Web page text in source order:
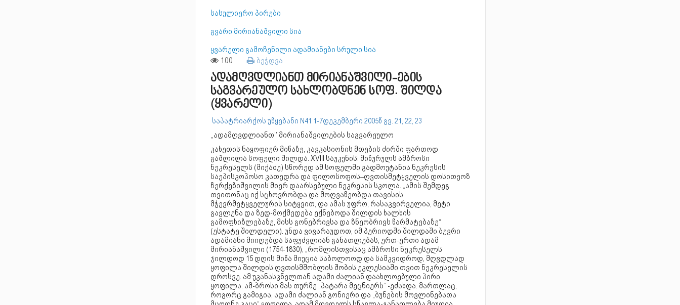
სასულიერო პირები
გვარი მირიანაშვილი სია
ყვარელი გამოჩენილი ადამიანები სრული სია
100 ბეჭდვა
ადამღვდლიანთ მირიანაშვილი-ების
საგვარეულო სახლობდნენ სოფ. შილდა
(ყვარელი)
საპატრიარქოს უწყებანი N41 1-7დეკემბერი 2005წ გვ. 21, 22, 23
,,ადამღვდლიანთ’’ მირიანაშვილების საგვარეულო
კახეთის ნაყოფიერ მიწაზე, კავკასიონის მთების ძირში ფართოდ
გაშლილა სოფელი შილდა. XVIII საუკუნის. მიწურულს ამბროსი
ნეკრესელს (მიქაძე) სწორედ ამ სოფელში გადმოუტანია ნეკრესის
საეპისკოპოსო კათედრა და ფილოსოფოს–ღვთისმეტყველის დოსითეოზ
ჩერქეზიშვილის მიერ დაარსებული ნეკრესის სკოლა. „ამის შემდეგ
თვითონაც იქ სცხოვრობდა და მოღვაწეობდა თავისის
მჭევრმეტყველურის სიტყვით, და ამას უფრო, რასაკვირველია, მეტი
გავლენა და ზედ-მოქმედება ექნებოდა შილდის ხალხის
გამოფხიზლებაზე, მისს გონებრივსა და ზნეობრივს წარმატებაზე“
(ესტატე შილდელი). უნდა ვივარაუდოთ, იმ პერიოდში შილდაში ბევრი
ადამიანი მიიღებდა საფუძვლიან განათლებას, ერთ-ერთი ადამ
მირიანაშვილი (1754-1830), „რომლისთვისაც ამბროსი ნეკრესელს
ჯილდოდ 15 დღის მიწა მიუცია საბოლოოდ და სამკვიდროდ, მღვდლად
ყოფილა შილდის ღვთისმშობლის შობის ეკლესიაში თვით ნეკრესელის
დროსვე. ამ უკანასკნელთან ადამი ძალიან დაახლოებული პირი
ყოფილა. ამ-ბროსი მას თურმე „პატარა მეცნიერს“ -ეძახდა. მართლაც,
როგორც გამიგია, ადამი ძალიან გონიერი და „ბუნების მოვლინებათა